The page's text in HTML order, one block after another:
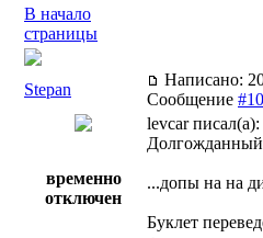
В начало
страницы
Stepan
Написано:
Сообщение #10
временно
отключен
levcar писал(a):
Долгожданный
...допы на на
Буклет